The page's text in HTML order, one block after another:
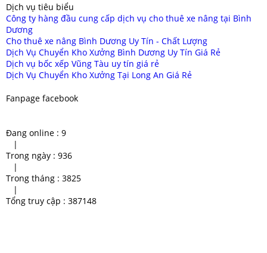
Dịch vụ tiêu biểu
Công ty hàng đầu cung cấp dịch vụ cho thuê xe nâng tại Bình
Dương
Cho thuê xe nâng Bình Dương Uy Tín - Chất Lượng
Dịch Vụ Chuyển Kho Xưởng Bình Dương Uy Tín Giá Rẻ
Dịch vụ bốc xếp Vũng Tàu uy tín giá rẻ
Dịch Vụ Chuyển Kho Xưởng Tại Long An Giá Rẻ
Fanpage facebook
Đang online : 9
|
Trong ngày : 936
|
Trong tháng : 3825
|
Tổng truy cập : 387148